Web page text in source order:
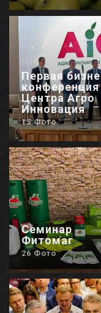
Первая
конференция
Центра Агро
Инновация
15 Фото
Семинар
Фитомаг
26 Фото